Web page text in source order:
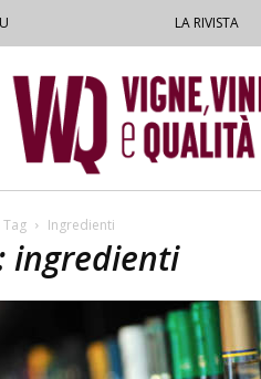
LA RIVISTA
Tag Ingredienti
ingredienti